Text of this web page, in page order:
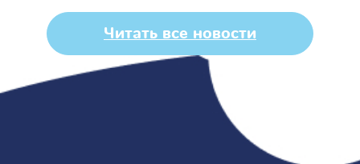
Читать все новости